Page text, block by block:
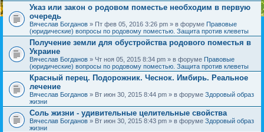
Указ или закон о родовом поместье необходим в первую
очередь
Вячеслав Богданов » Пт фев 05, 2016 3:26 pm » в форуме Правовые
(юридические) вопросы по родовому поместью. Защита против клеветы
Получение земли для обустройства родового поместья в
Украине
Вячеслав Богданов » Чт ноя 05, 2015 8:34 pm » в форуме Правовые
(юридические) вопросы по родовому поместью. Защита против клеветы
Красный перец. Подорожник. Чеснок. Имбирь. Реальное
лечение
Вячеслав Богданов » Вт июн 30, 2015 8:44 pm » в форуме Здоровый образ
жизни
Соль жизни - удивительные целительные свойства
Вячеслав Богданов » Вт июн 30, 2015 8:43 pm » в форуме Здоровый образ
жизни